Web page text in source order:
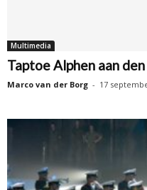
Multimedia
Taptoe Alphen aan
Marco van der Borg - 17